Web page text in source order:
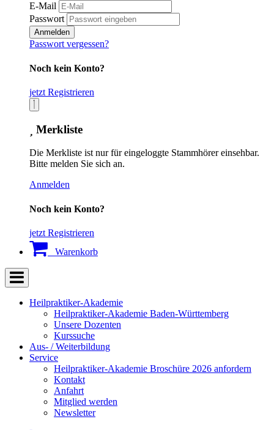
E-Mail
Passwort
Anmelden
Passwort vergessen?
Noch kein Konto?
jetzt Registrieren
Merkliste
Die Merkliste ist nur für eingeloggte Stammhörer einsehbar.
Bitte melden Sie sich an.
Anmelden
Noch kein Konto?
jetzt Registrieren
Warenkorb
Heilpraktiker-Akademie
Heilpraktiker-Akademie Baden-Württemberg
Unsere Dozenten
Kurssuche
Aus- / Weiterbildung
Service
Heilpraktiker-Akademie Broschüre 2026 anfordern
Kontakt
Anfahrt
Mitglied werden
Newsletter